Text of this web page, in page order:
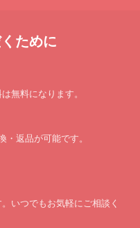
ために
無料になります。
返品が可能です。
いつでもお気軽にご相談く